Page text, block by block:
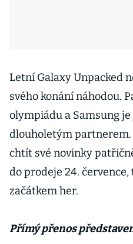
Letní Galaxy Unpacked
svého konání náhodou.
olympiádu a Samsung
dlouholetým partnerem.
chtít své novinky
do prodeje 24.
začátkem her.
Přímý přenos